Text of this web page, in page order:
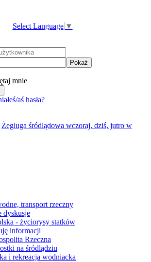
Select Language ▼
Pokaż
mnie
aś hasła?
Żegluga śródlądowa wczoraj, dziś, jutro w
transport rzeczny
dyskusje
- życiorysy statków
informacji
Rzeczna
na śródlądziu
i rekreacja wodniacka